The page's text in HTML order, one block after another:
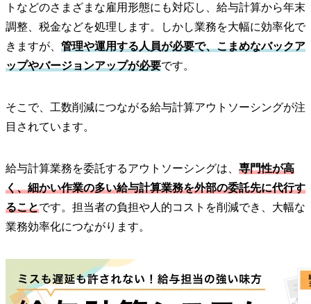
トなどのさまざまな雇用形態にも対応し、給与計算から年末
調整、税金などを処理します。しかし業務を大幅に効率化で
きますが、 管理や運用する人員が必要で、こまめなバックア
ップやバージョンアップが必要です。
そこで、工数削減につながる給与計算アウトソーシングが注
目されています。
給与計算業務を委託するアウトソーシングは、 専門性が高
く、細かい作業の多い給与計算業務を外部の委託先に代行す
ることです。担当者の負担や人的コストを削減でき、大幅な
業務効率化につながります。